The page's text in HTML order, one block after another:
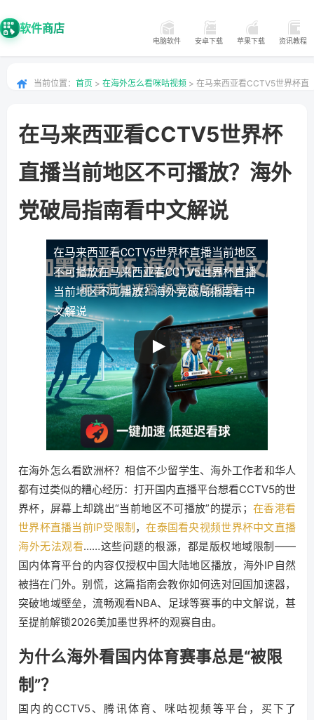
软件商店
电脑软件 安卓下载 苹果下载 资讯教程
当前位置： 首页 > 在海外怎么看咪咕视频 > 在马来西亚看CCTV5世界杯直
在马来西亚看CCTV5世界杯
直播当前地区不可播放？海外
党破局指南看中文解说
在马来西亚看CCTV5世界杯直播当前地区
不可播放在马来西亚看CCTV5世界杯直播
当前地区不可播放？海外党破局指南看中
文解说
在海外怎么看欧洲杯？相信不少留学生、海外工作者和华人
都有过类似的糟心经历：打开国内直播平台想看CCTV5的世
界杯，屏幕上却跳出“当前地区不可播放”的提示； 在香港看
世界杯直播当前IP受限制，在泰国看央视频世界杯中文直播
海外无法观看……这些问题的根源，都是版权地域限制——
国内体育平台的内容仅授权中国大陆地区播放，海外IP自然
被挡在门外。别慌，这篇指南会教你如何选对回国加速器，
突破地域壁垒，流畅观看NBA、足球等赛事的中文解说，甚
至提前解锁2026美加墨世界杯的观赛自由。
为什么海外看国内体育赛事总是“被限
制”？
国内的CCTV5、腾讯体育、咪咕视频等平台，买下了